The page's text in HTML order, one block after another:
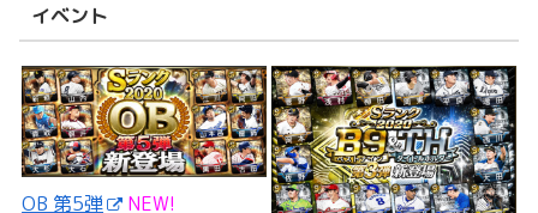
イベント
OB 第5弾
NEW!